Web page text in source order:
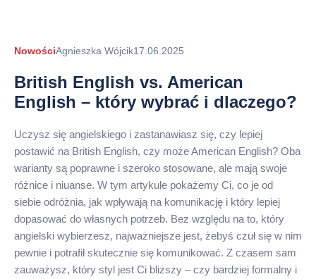
NowościAutor
Agnieszka Wójcik17.06.2025
British English vs. American
English – który wybrać i dlaczego?
Uczysz się angielskiego i zastanawiasz się, czy lepiej
postawić na British English, czy może American English? Oba
warianty są poprawne i szeroko stosowane, ale mają swoje
różnice i niuanse. W tym artykule pokażemy Ci, co je od
siebie odróżnia, jak wpływają na komunikację i który lepiej
dopasować do własnych potrzeb. Bez względu na to, który
angielski wybierzesz, najważniejsze jest, żebyś czuł się w nim
pewnie i potrafił skutecznie się komunikować. Z czasem sam
zauważysz, który styl jest Ci bliższy – czy bardziej formalny i